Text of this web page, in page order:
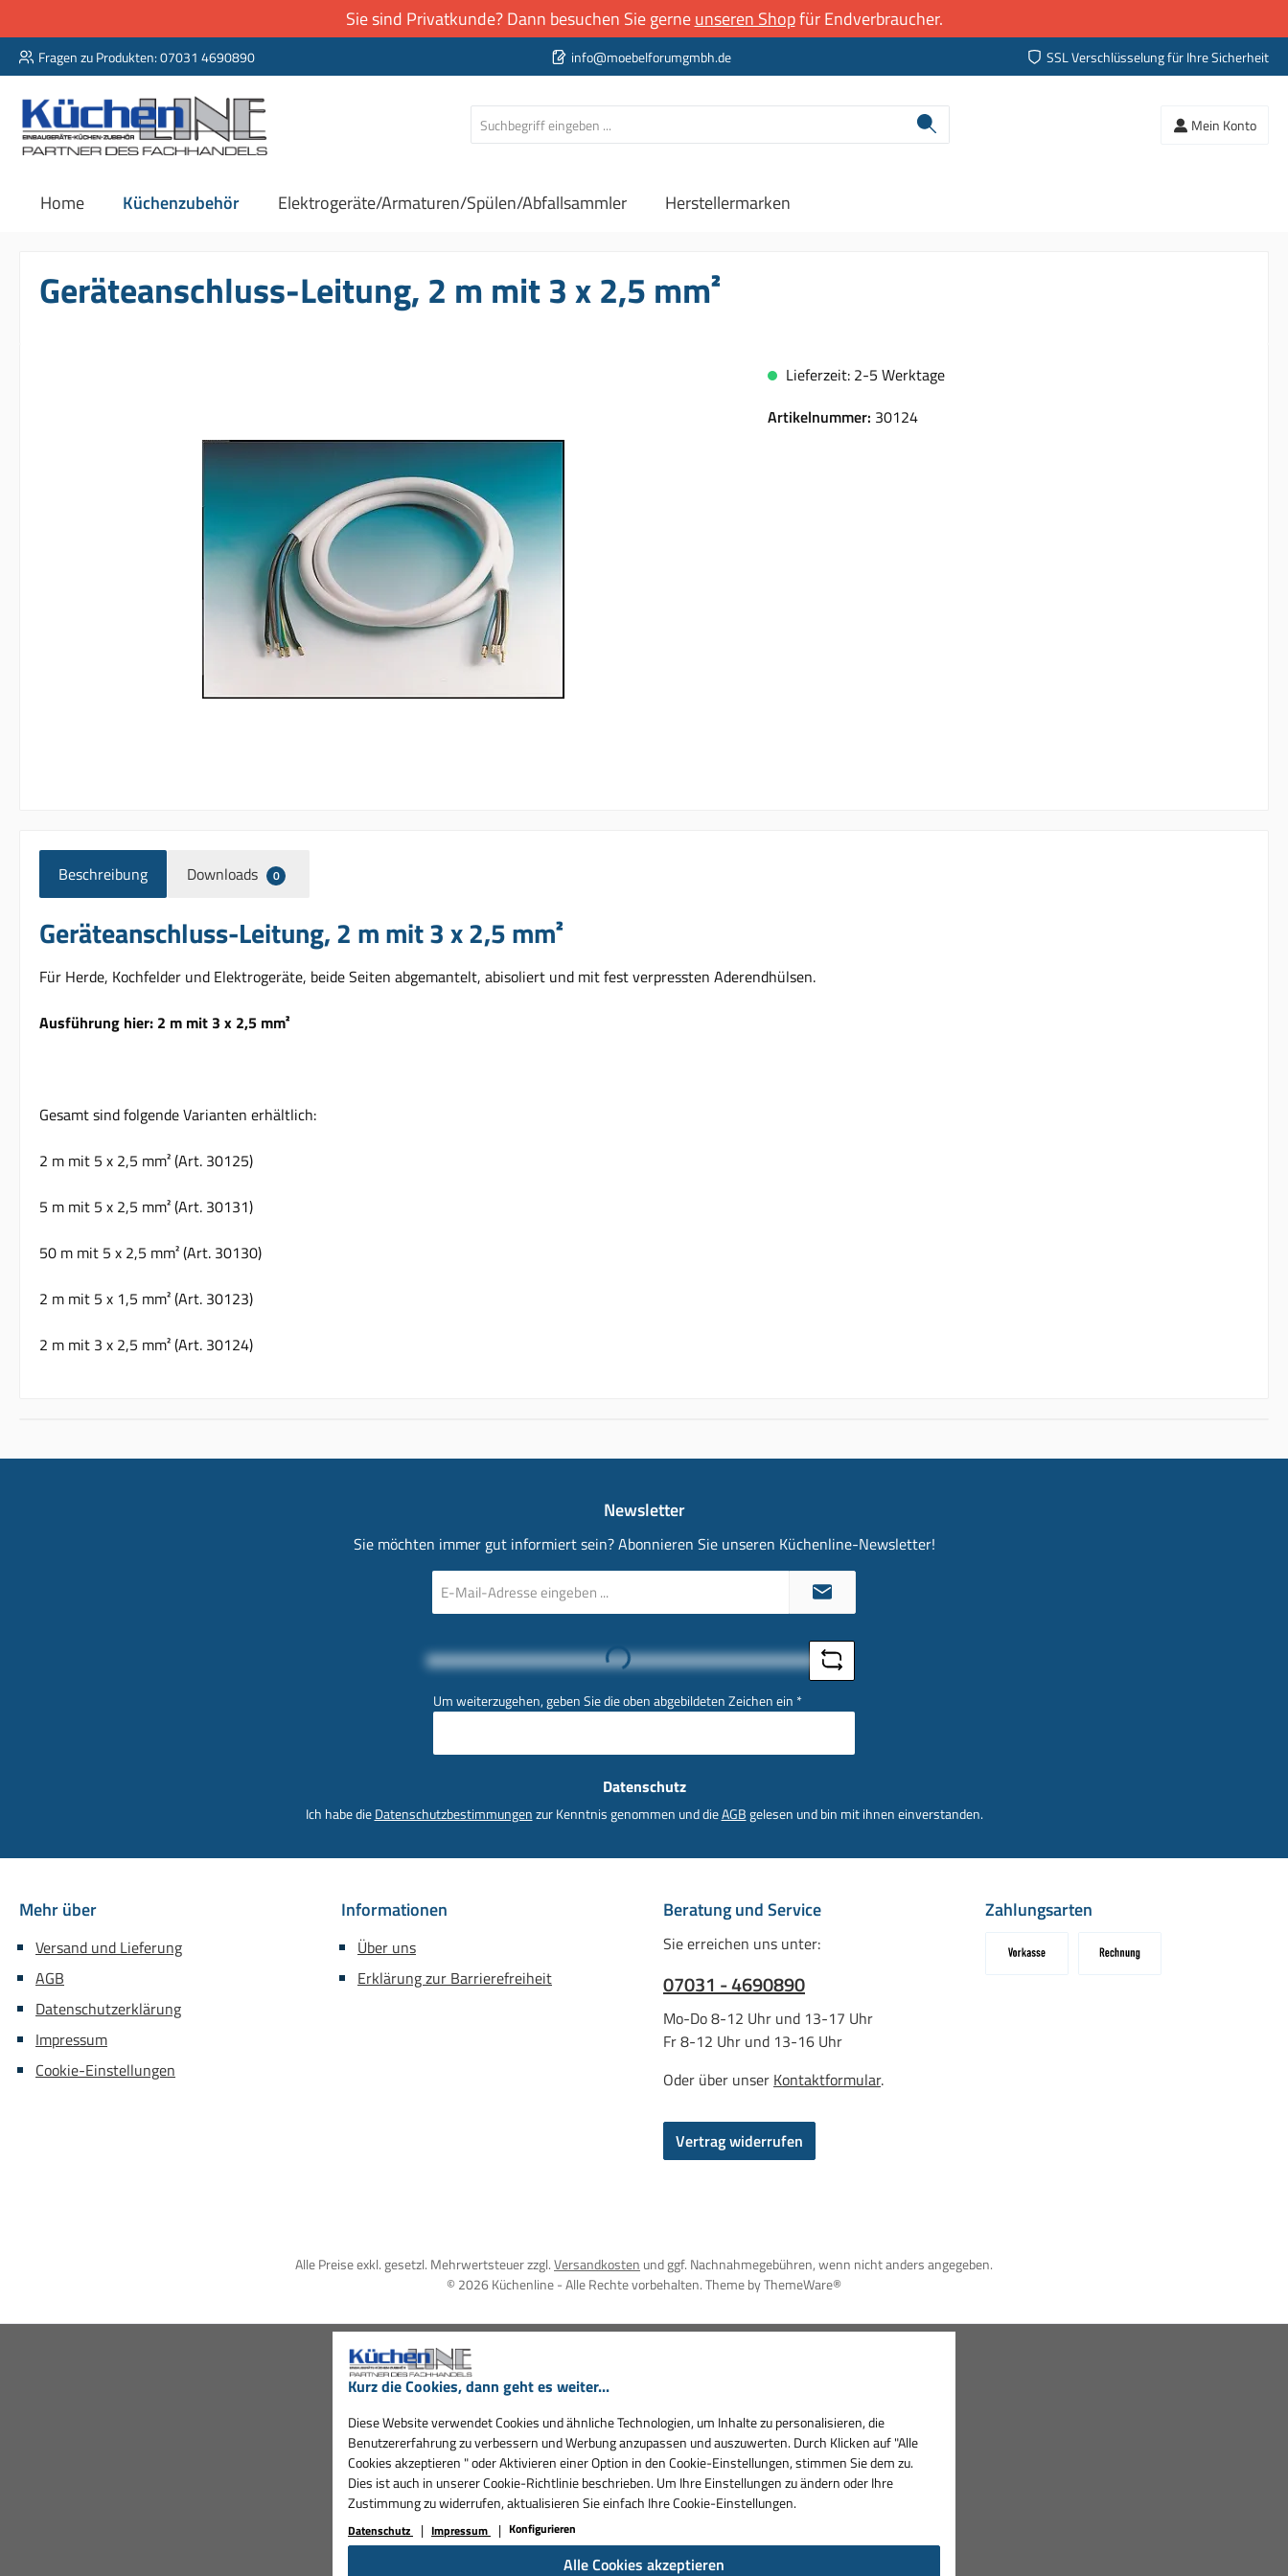
Sie sind Privatkunde? Dann besuchen Sie gerneunseren Shopfür Endverbraucher.
Fragen zu Produkten: 07031 4690890 info@moebelforumgmbh.de SSL Verschlüsselung für Ihre Sicherheit
Mein Konto
Home Küchenzubehör Elektrogeräte/Armaturen/Spülen/Abfallsammler Herstellermarken
Kurz die Cookies, dann geht es weiter...
Diese Website verwendet Cookies und ähnliche Technologien, um Inhalte zu personalisieren, die
Benutzererfahrung zu verbessern und Werbung anzupassen und auszuwerten. Durch Klicken auf "Alle
Cookies akzeptieren " oder Aktivieren einer Option in den Cookie-Einstellungen, stimmen Sie dem zu.
Dies ist auch in unserer Cookie-Richtlinie beschrieben. Um Ihre Einstellungen zu ändern oder Ihre
Zustimmung zu widerrufen, aktualisieren Sie einfach Ihre Cookie-Einstellungen.
Datenschutz Impressum Konfigurieren
Alle Cookies akzeptieren
Geräteanschluss-Leitung, 2 m mit 3 x 2,5 mm²
Lieferzeit: 2-5 Werktage
Artikelnummer: 30124
Beschreibung Downloads 0
Geräteanschluss-Leitung, 2 m mit 3 x 2,5 mm²
Für Herde, Kochfelder und Elektrogeräte, beide Seiten abgemantelt, abisoliert und mit fest verpressten Aderendhülsen.
Ausführung hier: 2 m mit 3 x 2,5 mm²
Gesamt sind folgende Varianten erhältlich:
2 m mit 5 x 2,5 mm² (Art. 30125)
5 m mit 5 x 2,5 mm² (Art. 30131)
50 m mit 5 x 2,5 mm² (Art. 30130)
2 m mit 5 x 1,5 mm² (Art. 30123)
2 m mit 3 x 2,5 mm² (Art. 30124)
Newsletter
Sie möchten immer gut informiert sein? Abonnieren Sie unseren Küchenline-Newsletter!
Mail-
Loading...
Um weiterzugehen, geben Sie die oben abgebildeten Zeichen ein *
Datenschutz
Ich habe dieDatenschutzbestimmungenzur Kenntnis genommen und dieAGBgelesen und bin mit ihnen einverstanden.
Mehr über
Versand und Lieferung
AGB
Datenschutzerklärung
Impressum
Cookie-Einstellungen
Informationen
Über uns
Erklärung zur Barrierefreiheit
Beratung und Service
Sie erreichen uns unter:
07031 - 4690890
Mo-Do 8-12 Uhr und 13-17 Uhr
Fr 8-12 Uhr und 13-16 Uhr
Oder über unser Kontaktformular.
Vertrag widerrufen
Zahlungsarten
Alle Preise exkl. gesetzl. Mehrwertsteuer zzgl.Versandkosten und ggf. Nachnahmegebühren, wenn nicht anders angegeben.
© 2026 Küchenline - Alle Rechte vorbehalten. Theme byThemeWare®